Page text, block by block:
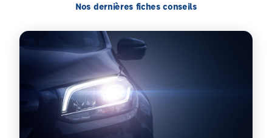
Nos dernières fiches conseils